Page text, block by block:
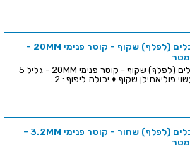
מאגד כבלים (לפלף) שקוף - קוטר פנימי 20MM -
מאגד כבלים (לפלף) שקוף - קוטר פנימי 20MM - גליל 5
פוליאתילן שקוף ♦ יכולת ליפוף : 2...
מאגד כבלים (לפלף) שחור - קוטר פנימי 3.2MM -